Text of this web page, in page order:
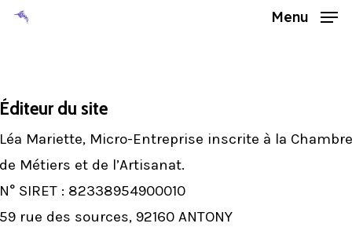
Skip
Menu
du site
Mariette, Micro-Entreprise inscrite à la Chambre
Métiers et de l’Artisanat.
SIRET : 82338954900010
rue des sources, 92160 ANTONY